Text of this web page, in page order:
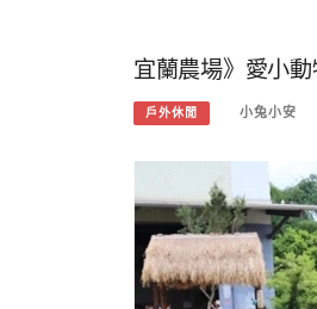
宜蘭農場》愛小
戶外休閒 小兔小安